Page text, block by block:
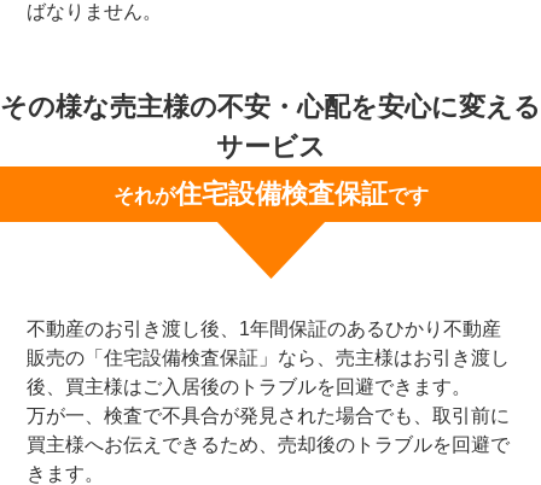
ばなりません。
その様な売主様の不安・心配を安心に変える
サービス
それが住宅設備検査保証です
不動産のお引き渡し後、1年間保証のあるひかり不動産
販売の「住宅設備検査保証」なら、売主様はお引き渡し
後、買主様はご入居後のトラブルを回避できます。
万が一、検査で不具合が発見された場合でも、取引前に
買主様へお伝えできるため、売却後のトラブルを回避で
きます。